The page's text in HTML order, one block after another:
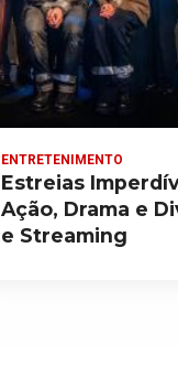
ENTRETENIMENTO
Estreias
Ação, Drama e
e Streaming